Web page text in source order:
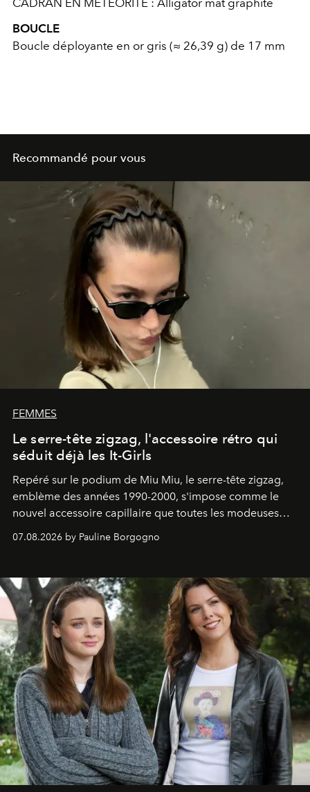
BOUCLE
Boucle déployante en or gris (≈ 26,39 g) de 17 mm
Recommandé pour vous
FEMMES
Le serre-tête zigzag, l'accessoire rétro qui
séduit déjà les It-Girls
Repéré sur le podium de Miu Miu, le serre-tête zigzag,
emblème des années 1990-2000, s'impose comme le
nouvel accessoire capillaire que toutes les modeuses
07.08.2026 by Pauline Borgogno